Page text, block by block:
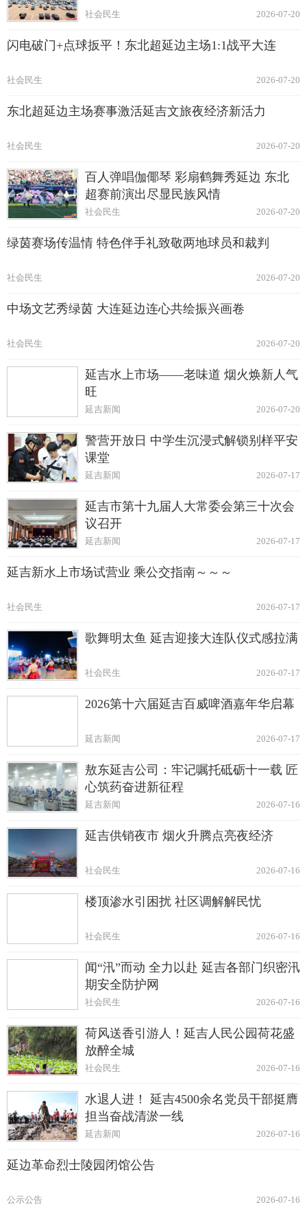
2026-07-20
社会民生
闪电破门+点球扳平！东北超延边主场1:1战平大连
2026-07-20
社会民生
东北超延边主场赛事激活延吉文旅夜经济新活力
2026-07-20
社会民生
百人弹唱伽倻琴 彩扇鹤舞秀延边 东北
超赛前演出尽显民族风情
2026-07-20
社会民生
绿茵赛场传温情 特色伴手礼致敬两地球员和裁判
2026-07-20
社会民生
中场文艺秀绿茵 大连延边连心共绘振兴画卷
2026-07-20
社会民生
延吉水上市场——老味道 烟火焕新人气
旺
2026-07-20
延吉新闻
警营开放日 中学生沉浸式解锁别样平安
课堂
2026-07-17
延吉新闻
延吉市第十九届人大常委会第三十次会
议召开
2026-07-17
延吉新闻
延吉新水上市场试营业 乘公交指南～～～
2026-07-17
社会民生
歌舞明太鱼 延吉迎接大连队仪式感拉满
2026-07-17
社会民生
2026第十六届延吉百威啤酒嘉年华启幕
2026-07-17
延吉新闻
敖东延吉公司：牢记嘱托砥砺十一载 匠
心筑药奋进新征程
2026-07-16
延吉新闻
延吉供销夜市 烟火升腾点亮夜经济
2026-07-16
社会民生
楼顶渗水引困扰 社区调解解民忧
2026-07-16
社会民生
闻“汛”而动 全力以赴 延吉各部门织密汛
期安全防护网
2026-07-16
社会民生
荷风送香引游人！延吉人民公园荷花盛
放醉全城
2026-07-16
社会民生
水退人进！ 延吉4500余名党员干部挺膺
担当奋战清淤一线
2026-07-16
延吉新闻
延边革命烈士陵园闭馆公告
2026-07-16
公示公告